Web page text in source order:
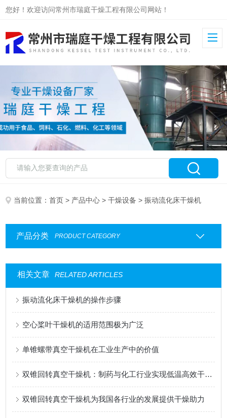
您好！欢迎访问常州市瑞庭干燥工程有限公司网站！
当前位置：首页 > 产品中心 >干燥设备 > 振动流化床干燥机
产品分类 PRODUCT CATEGORY
相关文章 RELATED ARTICLES
振动流化床干燥机的操作步骤
空心桨叶干燥机的适用范围极为广泛
单锥螺带真空干燥机在工业生产中的价值
双锥回转真空干燥机：制药与化工行业实现低温高效干燥的标配设备
双锥回转真空干燥机为我国各行业的发展提供干燥助力